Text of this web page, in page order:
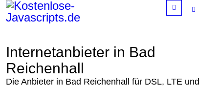
Menu
Internetanbieter in Bad
Reichenhall
Die Anbieter in Bad Reichenhall für DSL, LTE und